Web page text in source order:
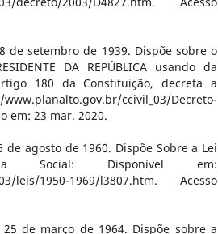
de setembro de 1939. Dispõe sobre o
DA REPÚBLICA usando da
180 da Constituição, decreta a
ccivil_03/Decreto-
em: 23 mar. 2020.
de agosto de 1960. Dispõe Sobre a Lei
Social: Disponível em:
leis/1950-1969/l3807.htm. Acesso
25 de março de 1964. Dispõe sobre a